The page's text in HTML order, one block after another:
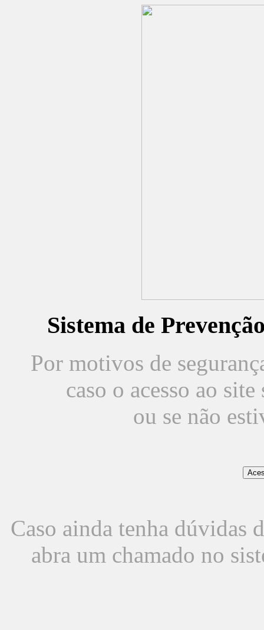
Sistema de
Por motivos de
caso o acesso ao
ou se não
Caso ainda tenha dúvidas
abra um chamado no